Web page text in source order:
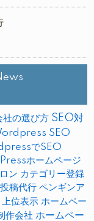
社の選び方 SEO対
SEO
でSEO
ホームページ
ン カテゴリー登録
稿代行 ペンギンア
位表示 ホームペー
作会社 ホームペー